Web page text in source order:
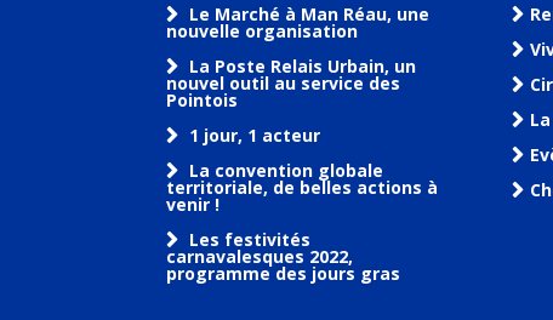
Le Marché à Man Réau, une
nouvelle organisation
La Poste Relais Urbain, un
nouvel outil au service des
Pointois
1 jour, 1 acteur
La convention globale
territoriale, de belles actions à
venir !
Les festivités
carnavalesques 2022,
programme des jours gras